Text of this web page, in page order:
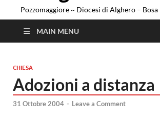
Pozzomaggiore ~ Diocesi di Alghero – Bosa
MAIN MENU
CHIESA
Adozioni a distanza
31 Ottobre 2004 - Leave a Comment